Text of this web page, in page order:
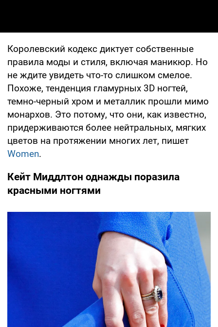
Королевский кодекс диктует собственные
правила моды и стиля, включая маникюр. Но
не ждите увидеть что-то слишком смелое.
Похоже, тенденция гламурных 3D ногтей,
темно-черный хром и металлик прошли мимо
монархов. Это потому, что они, как известно,
придерживаются более нейтральных, мягких
цветов на протяжении многих лет, пишет
Women.
Кейт Миддлтон однажды поразила
красными ногтями